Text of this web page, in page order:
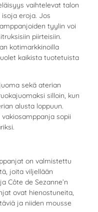
vaihtelevat talon
eroja. Jos
tyylin voi
piirteisiin.
kotimarkkinoilla
kaikista tuotetuista
sekä aterian
silloin, kun
alusta loppuun.
sopii
on valmistettu
joita viljellään
Côte de Sezanne’n
ovat hienostuneita,
ja niiden mousse